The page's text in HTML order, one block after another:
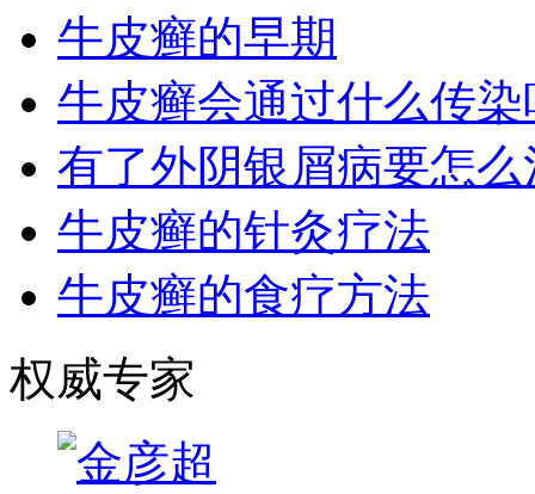
牛皮癣的早期
牛皮癣会通过什么传染
有了外阴银屑病要怎么
牛皮癣的针灸疗法
牛皮癣的食疗方法
权威专家